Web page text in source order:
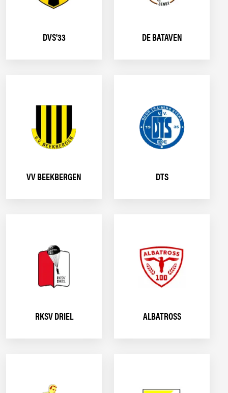
DVS'33 DE BATAVEN
VV BEEKBERGEN DTS
RKSV DRIEL ALBATROSS